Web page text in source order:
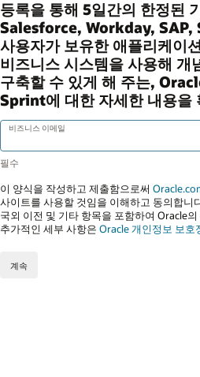
등록을 통해 5일간의 한정된
Salesforce, Workday, SAP,
사용자가 보유한 애플리케이
비즈니스 시스템을 사용해 개
구축할 수 있게 해 주는,
Sprint에 대한 자세한 내용을
비즈니스 이메일
이 양식을 작성하고 제출함으로써
사이트를 사용할 것임을 이해하고 동의합니
국외 이전 및 기타 항목을 포함하여 Oracle
추가적인 세부 사항은 Oracle 개인정보 보호
계속